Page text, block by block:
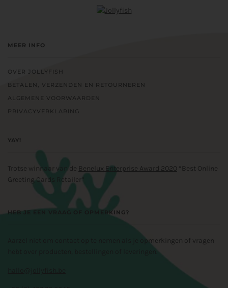
MEER INFO
OVER JOLLYFISH
BETALEN, VERZENDEN EN RETOURNEREN
ALGEMENE VOORWAARDEN
PRIVACYVERKLARING
YAY!
Trotse winnaar van de Benelux Enterprise Award 2020 “Best Online
Greeting Cards Retailer”
HEB JE EEN VRAAG OF OPMERKING?
Aarzel niet om contact op te nemen als je opmerkingen of vragen
hebt over producten, bestellingen of leveringen.